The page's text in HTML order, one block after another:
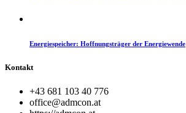
Energiespeicher: Hoffnungsträger der Energiewende
Kontakt
+43 681 103 40 776
office@admcon.at